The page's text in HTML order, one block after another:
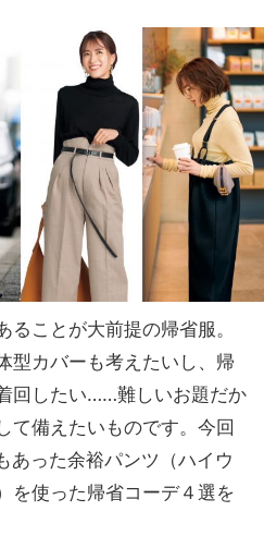
ヘビ
ロテ
前提
だか
ら投
資の
価値
あり
ことが大前提の帰省服。
型カバーも考えたいし、帰
回したい……難しいお題だか
て備えたいものです。今回
あった余裕パンツ（ハイウ
を使った帰省コーデ４選を